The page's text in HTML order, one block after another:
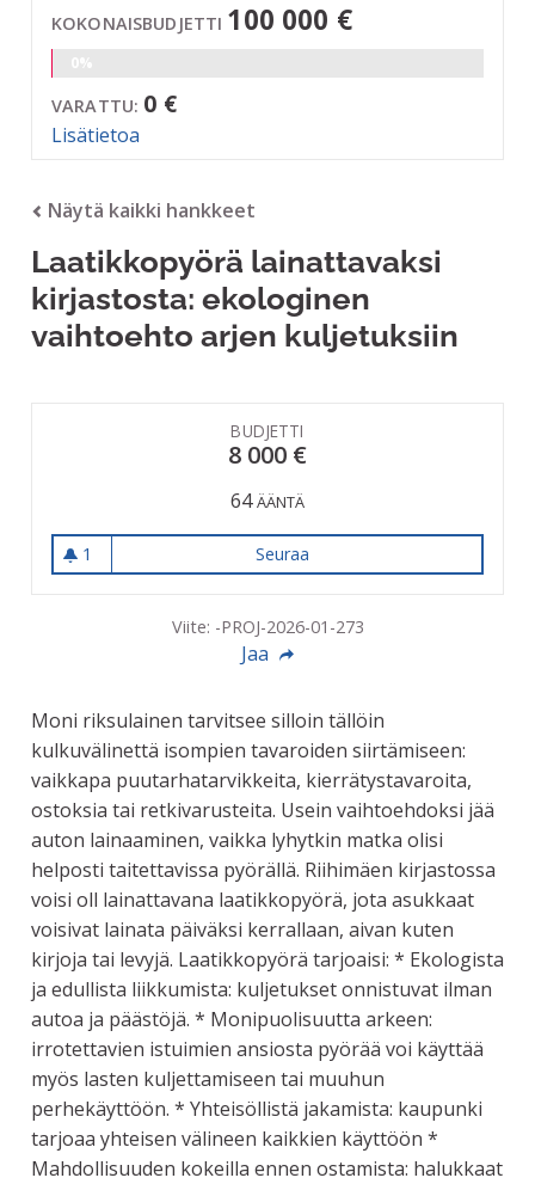
KOKONAISBUDJETTI 100 000 €
VARATTU: 0 €
Lisätietoa
Näytä kaikki hankkeet
Laatikkopyörä lainattavaksi
kirjastosta: ekologinen
vaihtoehto arjen kuljetuksiin
BUDJETTI
8 000 €
64ÄÄNTÄ
1
1 seuraaja
Seuraa
Viite: -PROJ-2026-01-273
Jaa
Moni riksulainen tarvitsee silloin tällöin
kulkuvälinettä isompien tavaroiden siirtämiseen:
vaikkapa puutarhatarvikkeita, kierrätystavaroita,
ostoksia tai retkivarusteita. Usein vaihtoehdoksi jää
auton lainaaminen, vaikka lyhytkin matka olisi
helposti taitettavissa pyörällä. Riihimäen kirjastossa
voisi oll lainattavana laatikkopyörä, jota asukkaat
voisivat lainata päiväksi kerrallaan, aivan kuten
kirjoja tai levyjä. Laatikkopyörä tarjoaisi: * Ekologista
ja edullista liikkumista: kuljetukset onnistuvat ilman
autoa ja päästöjä. * Monipuolisuutta arkeen:
irrotettavien istuimien ansiosta pyörää voi käyttää
myös lasten kuljettamiseen tai muuhun
perhekäyttöön. * Yhteisöllistä jakamista: kaupunki
tarjoaa yhteisen välineen kaikkien käyttöön *
Mahdollisuuden kokeilla ennen ostamista: halukkaat